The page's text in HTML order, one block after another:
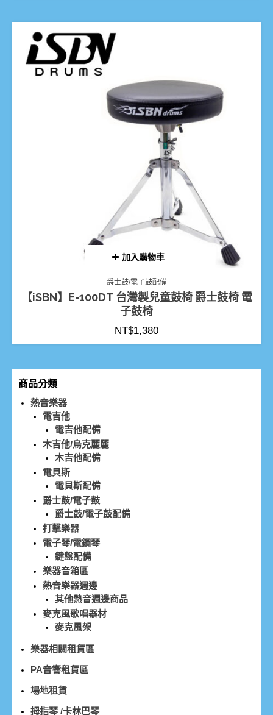
加入購物車
爵士鼓/電子鼓配備
【iSBN】E-100DT 台灣製兒童鼓椅 爵士鼓椅 電
子鼓椅
NT$1,380
商品分類
熱音樂器
電吉他
電吉他配備
木吉他/烏克麗麗
木吉他配備
電貝斯
電貝斯配備
爵士鼓/電子鼓
爵士鼓/電子鼓配備
打擊樂器
電子琴/電鋼琴
鍵盤配備
樂器音箱區
熱音樂器週邊
其他熱音週邊商品
麥克風歌唱器材
麥克風架
樂器相關租賃區
PA音響租賃區
場地租賃
拇指琴 /卡林巴琴